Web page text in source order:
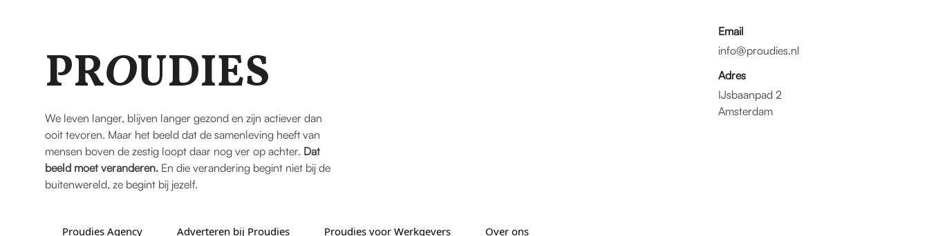
PROUDIES
We leven langer, blijven langer gezond en zijn actiever dan
ooit tevoren. Maar het beeld dat de samenleving heeft van
mensen boven de zestig loopt daar nog ver op achter. Dat
beeld moet veranderen. En die verandering begint niet bij de
buitenwereld, ze begint bij jezelf.
Email
info@proudies.nl
Adres
IJsbaanpad 2
Amsterdam
Proudies Agency Adverteren bij Proudies Proudies voor Werkgevers Over ons